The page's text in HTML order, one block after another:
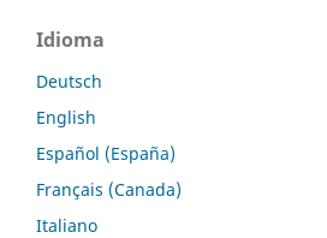
Idioma
Deutsch
English
Español (España)
Français (Canada)
Italiano